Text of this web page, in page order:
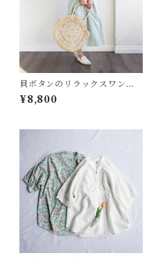
貝ボタンのリラックスワンピ
ース 5部袖
¥8,800